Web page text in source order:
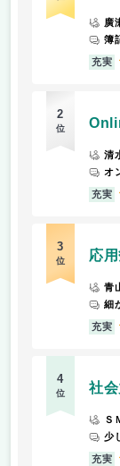
廣
簿
充実
2
位
清
充実
3
位 応
青
細
充実
4
位 社
Ｓ
充実